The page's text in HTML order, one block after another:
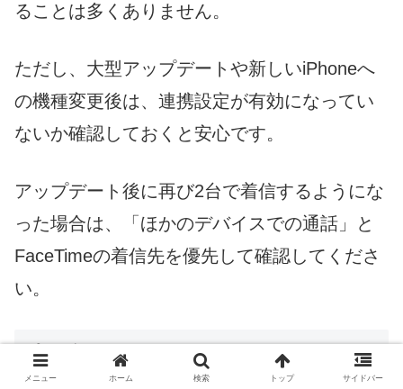
ることは多くありません。
ただし、大型アップデートや新しいiPhoneへ
の機種変更後は、連携設定が有効になってい
ないか確認しておくと安心です。
アップデート後に再び2台で着信するようにな
った場合は、「ほかのデバイスでの通話」と
FaceTimeの着信先を優先して確認してくださ
い。
まとめ
メニュー ホーム 検索 トップ サイドバー